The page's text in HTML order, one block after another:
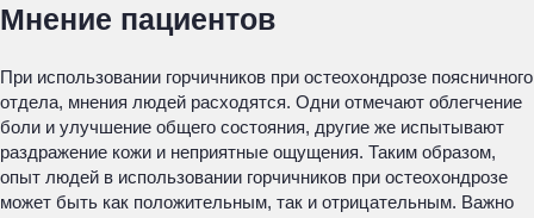
Мнение пациентов
При использовании горчичников при остеохондрозе поясничного
отдела, мнения людей расходятся. Одни отмечают облегчение
боли и улучшение общего состояния, другие же испытывают
раздражение кожи и неприятные ощущения. Таким образом,
опыт людей в использовании горчичников при остеохондрозе
может быть как положительным, так и отрицательным. Важно